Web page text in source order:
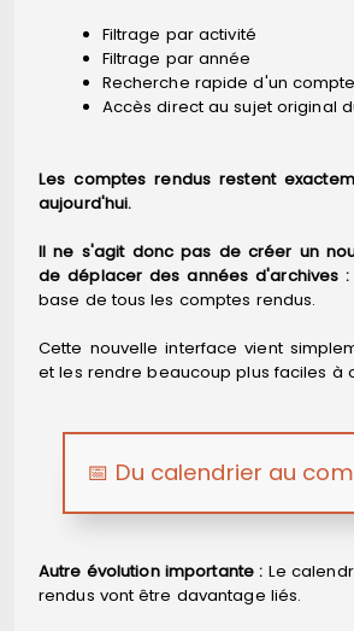
Filtrage par activité
Filtrage par année
Recherche rapide d'un
Accès direct au sujet original
Les comptes rendus restent
aujourd'hui.
Il ne s'agit donc pas de créer un
de déplacer des années d'archives :
base de tous les comptes rendus.
Cette nouvelle interface vient
et les rendre beaucoup plus faciles à
📅 Du calendrier au
Autre évolution importante : Le
rendus vont être davantage liés.